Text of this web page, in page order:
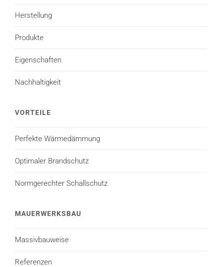
Herstellung
Produkte
Eigenschaften
Nachhaltigkeit
VORTEILE
Perfekte Wärmedämmung
Optimaler Brandschutz
Normgerechter Schallschutz
MAUERWERKSBAU
Massivbauweise
Referenzen